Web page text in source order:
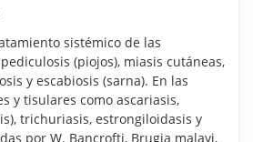
sistémico de las
(piojos), miasis cutáneas,
y escabiosis (sarna). En las
y tisulares como ascariasis,
trichuriasis, estrongiloidasis y
por W. Bancrofti, Brugia malayi,